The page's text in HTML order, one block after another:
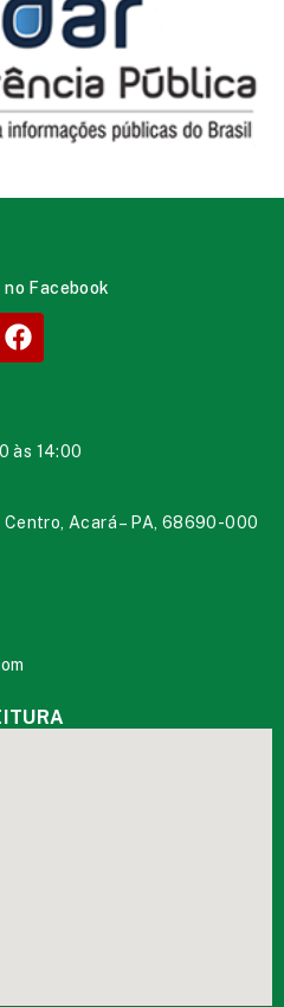
Facebook
às 14:00
Centro, Acará – PA, 68690-000